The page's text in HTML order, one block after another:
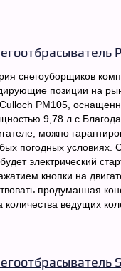
снегоуборщиков
позиции на
PM105,
9,78
можно
погодных условиях.
электрический
кнопки на
продуманная
ведущих